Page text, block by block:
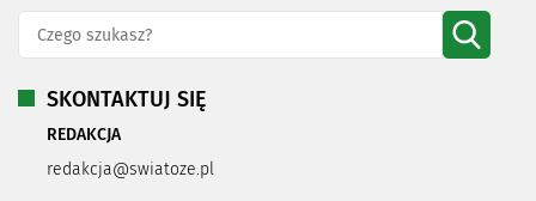
SKONTAKTUJ SIĘ
REDAKCJA
redakcja@swiatoze.pl